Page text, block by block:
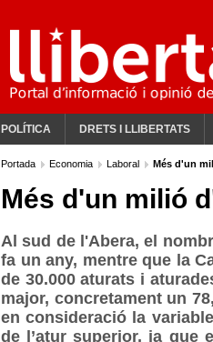
POLÍTICA DRETS I LLIBERTATS
Portada Economia Laboral Més d'un
Més d'un milió
Al sud de l'Abera, el
fa un any, mentre que la
de 30.000 aturats i
major, concretament un
en consideració la
de l’atur superior, ja que